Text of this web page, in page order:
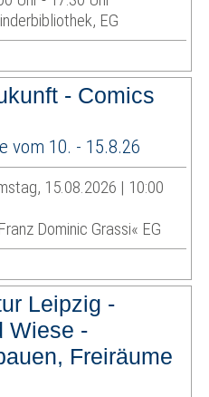
EG
- Comics
vom 10. - 15.8.26
15.08.2026 | 10:00
Dominic Grassi« EG
Leipzig -
Wiese -
Freiräume